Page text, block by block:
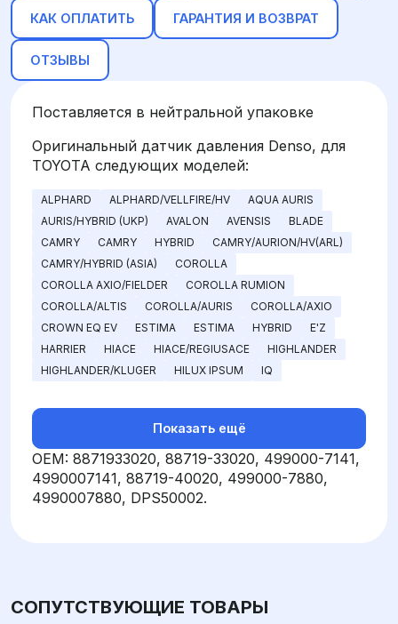
КАК ОПЛАТИТЬ ГАРАНТИЯ И ВОЗВРАТ
ОТЗЫВЫ
Поставляется в нейтральной упаковке
Оригинальный датчик давления Denso, для
TOYOTA следующих моделей:
ALPHARD ALPHARD/VELLFIRE/HV
AQUA AURIS
AURIS/HYBRID (UKP)
AVALON AVENSIS
BLADE
CAMRY
CAMRY HYBRID
CAMRY/AURION/HV(ARL)
CAMRY/HYBRID (ASIA)
COROLLA
COROLLA AXIO/FIELDER
COROLLA RUMION
COROLLA/ALTIS
COROLLA/AURIS
COROLLA/AXIO
CROWN EQ EV
ESTIMA ESTIMA HYBRID
E'Z
HARRIER
HIACE HIACE/REGIUSACE
HIGHLANDER
HIGHLANDER/KLUGER
HILUX IPSUM IQ
Показать ещё
OEM: 8871933020, 88719-33020, 499000-7141,
4990007141, 88719-40020, 499000-7880,
4990007880, DPS50002.
СОПУТСТВУЮЩИЕ ТОВАРЫ